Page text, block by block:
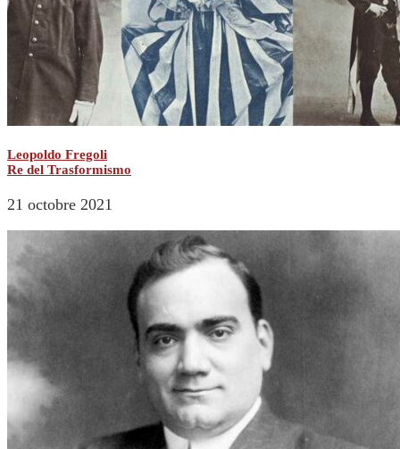
Leopoldo Fregoli
Re del Trasformismo
21 octobre 2021